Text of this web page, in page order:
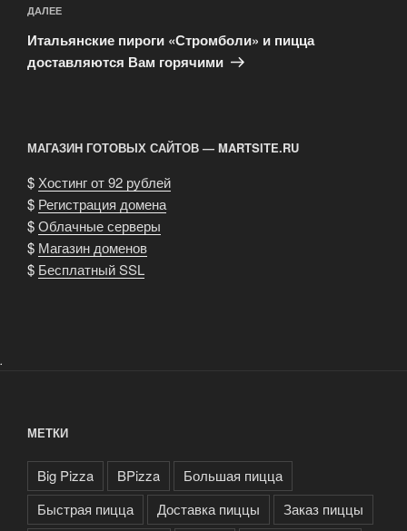
Следующая
запись
ДАЛЕЕ
Итальянские пироги «Стромболи» и пицца
доставляются Вам горячими
МАГАЗИН ГОТОВЫХ САЙТОВ — MARTSITE.RU
$Хостинг от 92 рублей
$ Регистрация домена
$Облачные серверы
$ Магазин доменов
$ Бесплатный SSL
.
МЕТКИ
Big Pizza BPizza
Большая пицца
Быстрая пицца
Доставка пиццы
Заказ пиццы